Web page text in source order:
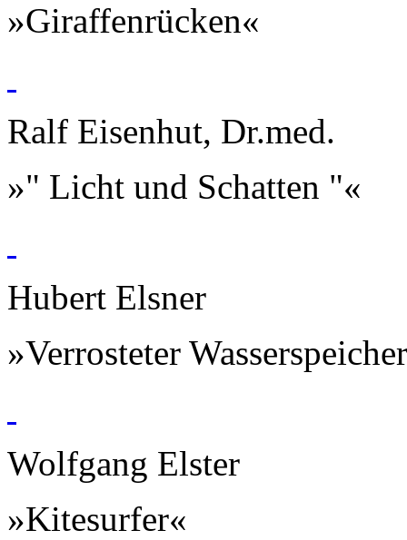
»Giraffenrücken«
Ralf Eisenhut, Dr.med.
»" Licht und Schatten "«
Hubert Elsner
»Verrosteter
Wolfgang Elster
»Kitesurfer«